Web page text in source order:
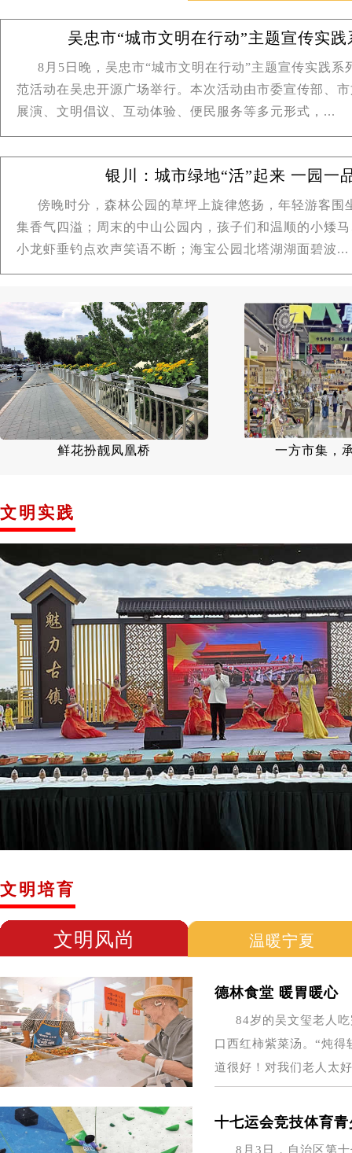
吴忠市“城市文明在行动”主题宣传实
8月5日晚，吴忠市“城市文明在行动”主题宣传实践系
范活动在吴忠开源广场举行。本次活动由市委宣传部、
展演、文明倡议、互动体验、便民服务等多元形式，...
银川：城市绿地“活”起来 一园一
傍晚时分，森林公园的草坪上旋律悠扬，年轻游客围
集香气四溢；周末的中山公园内，孩子们和温顺的小矮
小龙虾垂钓点欢声笑语不断；海宝公园北塔湖湖面碧波...
鲜花扮靓凤凰桥 一方市集，
文明实践
文明培育
文明风尚 温暖宁夏
德林食堂 暖胃暖心
84岁的吴文玺老人
口西红柿紫菜汤。“炖
道很好！对我们老人太
十七运会竞技体育
8月3日，自治区第